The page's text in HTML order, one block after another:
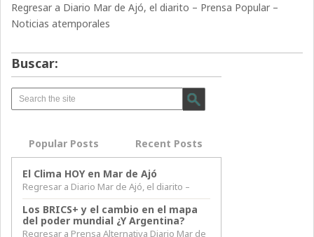
Regresar a Diario Mar de Ajó, el diarito – Prensa Popular –
Noticias atemporales
Buscar:
Popular Posts Recent Posts
El Clima HOY en Mar de Ajó
Regresar a Diario Mar de Ajó, el diarito –
Los BRICS+ y el cambio en el mapa
del poder mundial ¿Y Argentina?
Regresar a Prensa Alternativa Diario Mar de